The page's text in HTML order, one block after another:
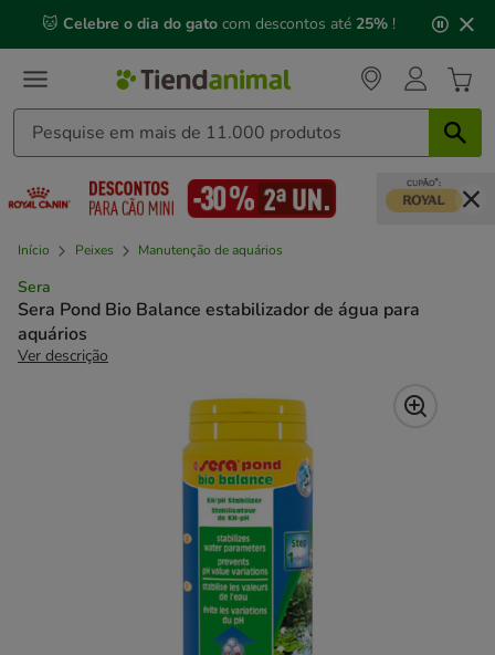
mensagem,
🐱 Celebre o dia do gato com descontos até 25% !
Início Peixes Manutenção de aquários
Sera
Sera Pond Bio Balance estabilizador de água para
aquários
Ver descrição